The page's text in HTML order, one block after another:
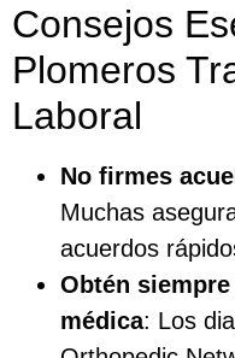
Consejos
Plomeros
Laboral
No firmes
Muchas
acuerdos
Obtén
médica: Los